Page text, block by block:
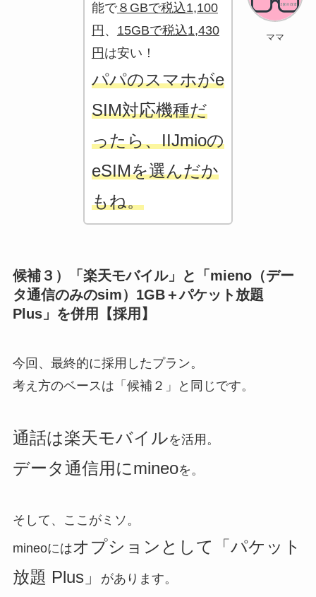
ママ
能で８GBで税込1,100
円 、 15GBで税込1,430
円 は安い！
パパのスマホがe
SIM対応機種だ
ったら、IIJmioの
eSIMを選んだか
もね。
候補３）「楽天モバイル」と「mieno（デー
タ通信のみのsim）1GB＋パケット放題
Plus」を併用
【採用】
今回、最終的に採用したプラン。
考え方のベースは「候補２」と同じです。
通話は楽天モバイルを活用。
データ通信用にmineoを。
そして、ここがミソ。
mineoにはオプションとして
「パケット
放題 Plus」
があります。